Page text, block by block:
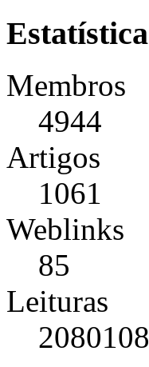
Estatística
Membros
4944
Artigos
1061
Weblinks
85
Leituras